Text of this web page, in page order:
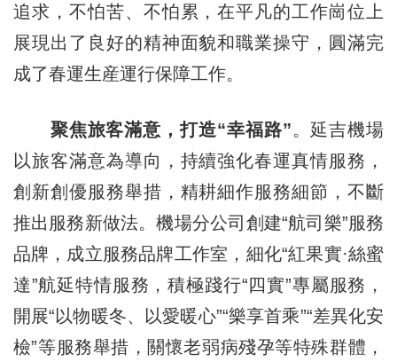
追求，不怕苦、不怕累，在平凡的工作崗位上
展現出了良好的精神面貌和職業操守，圓滿完
成了春運生産運行保障工作。
聚焦旅客滿意，打造“幸福路”。延吉機場
以旅客滿意為導向，持續強化春運真情服務，
創新創優服務舉措，精耕細作服務細節，不斷
推出服務新做法。機場分公司創建“航司樂”服務
品牌，成立服務品牌工作室，細化“紅果實·絲蜜
達”航延特情服務，積極踐行“四實”專屬服務，
開展“以物暖冬、以愛暖心”“樂享首乘”“差異化安
檢”等服務舉措，關懷老弱病殘孕等特殊群體，